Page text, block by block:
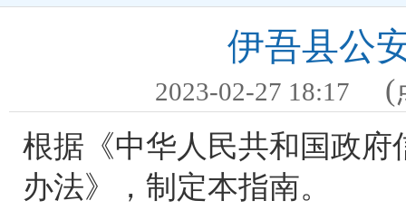
伊吾县公
2023-02-27 18:17
(
根据《中华人民共和国政
办法》，制定本指南。